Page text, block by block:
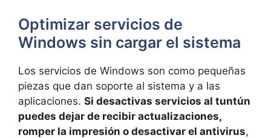
Optimizar servicios de
Windows sin cargar el sistema
Los servicios de Windows son como pequeñas
piezas que dan soporte al sistema y a las
aplicaciones. Si desactivas servicios al tuntún
puedes dejar de recibir actualizaciones,
romper la impresión o desactivar el antivirus,